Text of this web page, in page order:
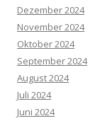
Dezember 2024
November 2024
Oktober 2024
September 2024
August 2024
Juli 2024
Juni 2024